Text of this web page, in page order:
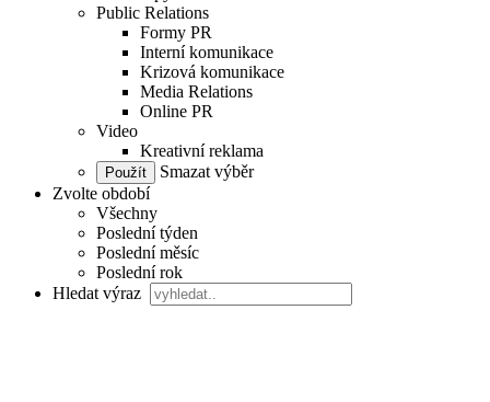
Public Relations
Formy PR
Interní komunikace
Krizová komunikace
Media Relations
Online PR
Video
Kreativní reklama
Smazat výběr
Zvolte období
Všechny
Poslední týden
Poslední měsíc
Poslední rok
Hledat výraz